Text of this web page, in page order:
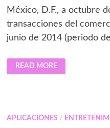
México, D.F., a octubre
transacciones del
junio de 2014 (periodo
COMERCIO
MÓVIL
REPRESENTA
TOTAL
READ MORE
APLICACIONES /